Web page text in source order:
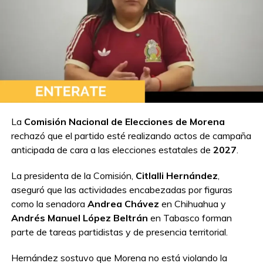
La Comisión Nacional de Elecciones de Morena
rechazó que el partido esté realizando actos de campaña
anticipada de cara a las elecciones estatales de 2027.
La presidenta de la Comisión, Citlalli Hernández,
aseguró que las actividades encabezadas por figuras
como la senadora Andrea Chávez en Chihuahua y
Andrés Manuel López Beltrán en Tabasco forman
parte de tareas partidistas y de presencia territorial.
Hernández sostuvo que Morena no está violando la